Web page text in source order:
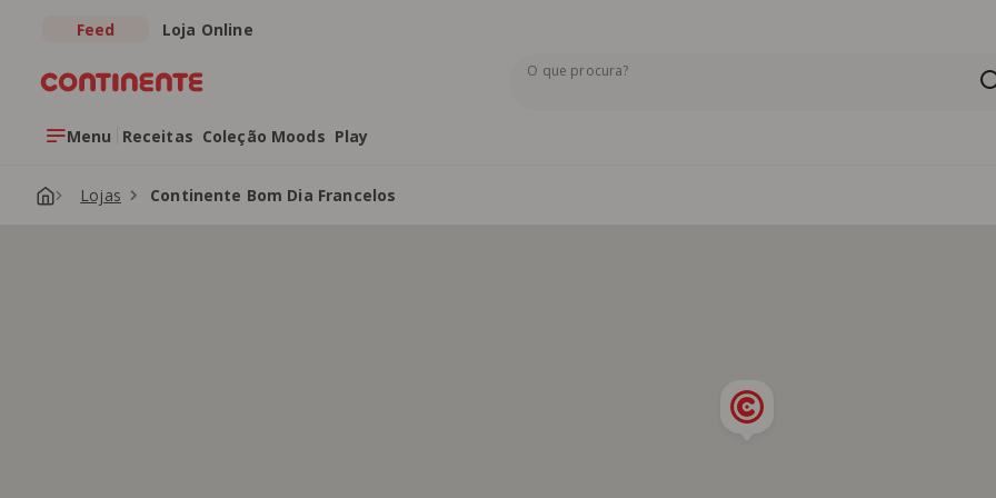
Saltar para o conteúdo principal
Feed Loja Online
Os resultados da pesquisa serão exibidos aqui ou na
O que procura?
Menu Receitas Coleção Moods Play
Lojas Continente Bom Dia Francelos